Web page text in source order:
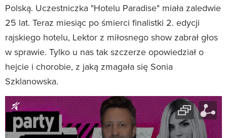
Polską. Uczestniczka "Hotelu Paradise" miała zaledwie
25 lat. Teraz miesiąc po śmierci finalistki 2. edycji
rajskiego hotelu, Lektor z miłosnego show zabrał głos
w sprawie. Tylko u nas tak szczerze opowiedział o
hejcie i chorobie, z jaką zmagała się Sonia
Szklanowska.